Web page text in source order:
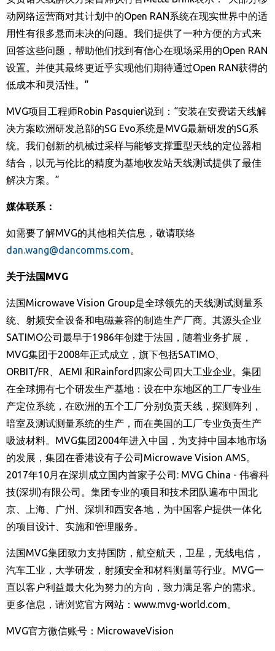
动网络运营商对其计划中的Open RAN系统在现实世界中的适
用性有很多悬而未决的问题。我们提供了一种方便的方式来
回答这些问题，帮助他们找到有信心在现场采用的Open RAN
设置。并使其最终更近乎实现他们期待通过Open RAN获得的
低成本和灵活性。”
MVG项目工程师Robin Pasquier说到：“安装在安费诺天线解
决方案欧洲研发总部的SG Evo系统是MVG最新研发的SG系
统。我们创新的机械过采样与能够支撑重型天线的定位器相
结合，以无与伦比的精度为基地收发站天线测试提供了最佳
解决方案。”
媒体联系：
如需要了解MVG的其他相关信息，敬请联络
dan.wang@dancomms.com。
关于法国MVG
法国Microwave Vision Group是全球领先的天线测试测量系
统、射频安全设备和电磁兼容的制造生产厂商。其源头企业
SATIMO公司最早于1986年创建于法国，随着业务扩展，
MVG集团于2008年正式成立，旗下包括SATIMO
ORBIT/FR
AEMI 和Rainford 四家公司四大工业企业。集团
在全球拥有七个研发生产基地：设在中东地区的工厂专业生
产定位系统，在欧洲的五个工厂分别负责天线，探测阵列，
暗室及测试测量系统的生产，而在美国的工厂专业负责生产
吸波材料。 MVG集团2004年进入中国，为支持中国本地市场
的发展，集团在香港设有子公司Microwave Vision AMS。
2017年10月在深圳成立国内首家子公司: MVG China - 伟睿科
技(深圳)有限公司。集团专业的项目和技术团队遍布中国北
京、上海、广州、深圳和西安各地，为中国客户提供一体化
的项目设计、实施和管理服务。
法国MVG集团致力支持国防，航空航天，卫星，无线电信，
汽车工业，大学研发，射频安全和材料测量等行业。 MVG一
直以客户利益最大化为努力的方向，致力满足客户的需求。
更多信息，请浏览官方网站： www.mvg-world.com。
MVG官方微信账号： MicrowaveVision